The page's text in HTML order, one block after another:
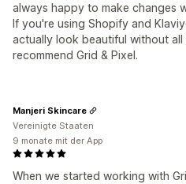
always happy to make changes
If you're using Shopify and
actually look beautiful without
recommend Grid & Pixel.
When we started working with
Manjeri Skincare
Vereinigte Staaten
9 monate mit der App